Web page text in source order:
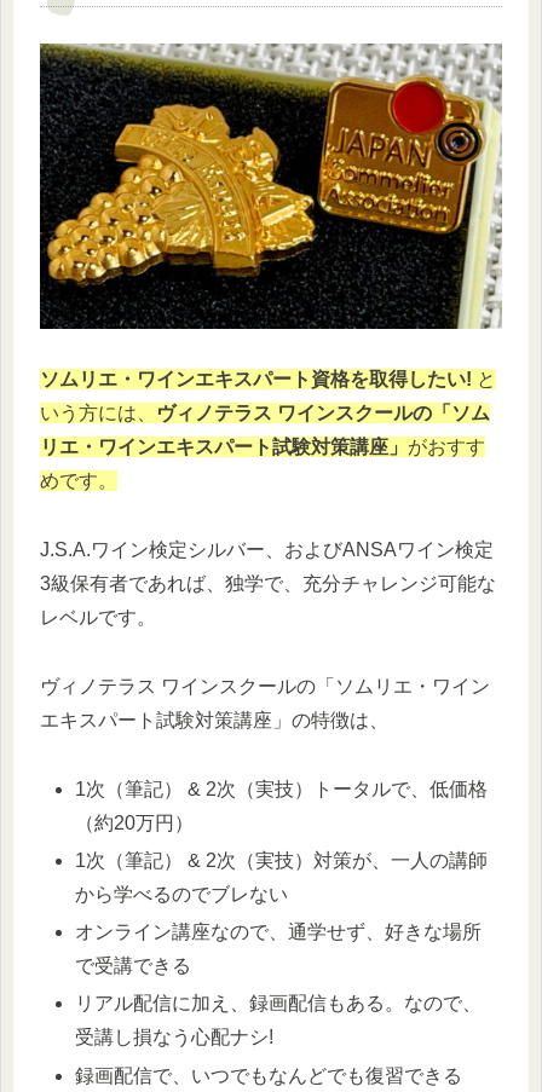
ソムリエ・ワインエキスパート資格を取得したい! と
いう方には、
ヴィノテラス ワインスクールの「ソム
リエ・ワインエキスパート試験対策講座」 がおすす
めです。
J.S.A.ワイン検定シルバー、およびANSAワイン検定
3級保有者であれば、独学で、充分チャレンジ可能な
レベルです。
ヴィノテラス ワインスクールの「ソムリエ・ワイン
エキスパート試験対策講座」の特徴は、
1次（筆記） & 2次（実技）トータルで、低価格
（約20万円）
1次（筆記） & 2次（実技）対策が、一人の講師
から学べるのでブレない
オンライン講座なので、通学せず、好きな場所
で受講できる
リアル配信に加え、録画配信もある。なので、
受講し損なう心配ナシ!
録画配信で、いつでもなんどでも復習できる